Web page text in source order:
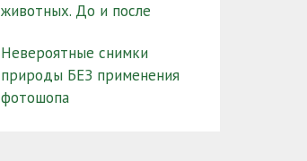
животных. До и после
Невероятные снимки
природы БЕЗ применения
фотошопа